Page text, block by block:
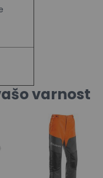
varnost